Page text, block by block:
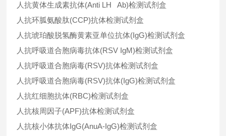
人抗黄体生成素抗体(Anti LH Ab)检测试剂盒
人抗环胍氨酸肽(CCP)抗体检测试剂盒
人抗琥珀酸脱氢酶黄素亚单位抗体(IgG)检测试剂盒
人抗呼吸道合胞病毒抗体(RSV IgM)检测试剂盒
人抗呼吸道合胞病毒(RSV)抗体检测试剂盒
人抗呼吸道合胞病毒(RSV)抗体(IgG)检测试剂盒
人抗红细胞抗体(RBC)检测试剂盒
人抗核周因子(APF)抗体检测试剂盒
人抗核小体抗体IgG(AnuA-IgG)检测试剂盒